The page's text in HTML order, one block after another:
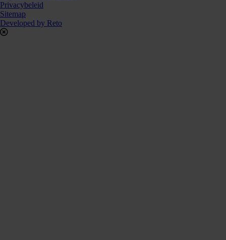
Privacybeleid
Sitemap
Developed by Reto